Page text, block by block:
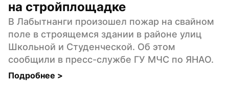
на стройплощадке
В Лабытнанги произошел пожар на свайном
поле в строящемся здании в районе улиц
Школьной и Студенческой. Об этом
сообщили в пресс-службе ГУ МЧС по ЯНАО.
Подробнее >